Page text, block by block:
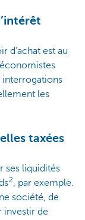
d’achat est au
interrogations
les
taxées
ses liquidités
2, par exemple.
société, de
investir de